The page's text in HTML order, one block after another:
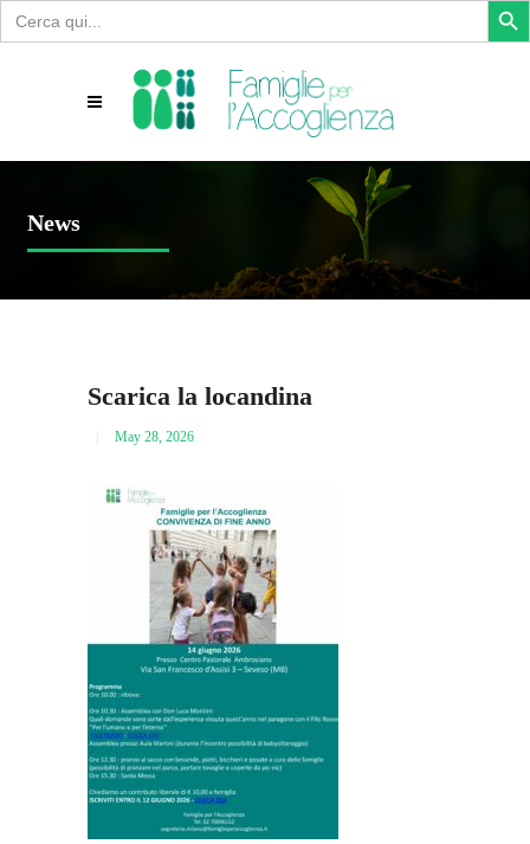
Search
for:
News
Scarica la locandina
May 28, 2026